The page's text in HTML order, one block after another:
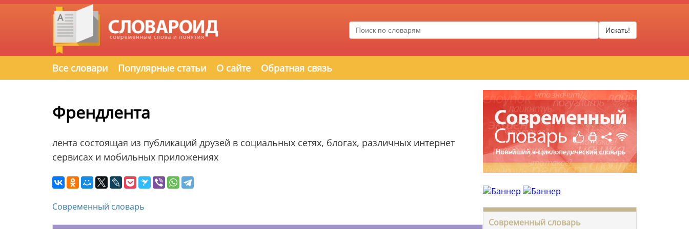
Искать!
Все словари Популярные статьи О сайте Обратная связь
Френдлента
лента состоящая из публикаций друзей в социальных сетях, блогах, различных интернет
сервисах и мобильных приложениях
Современный словарь
Современный словарь